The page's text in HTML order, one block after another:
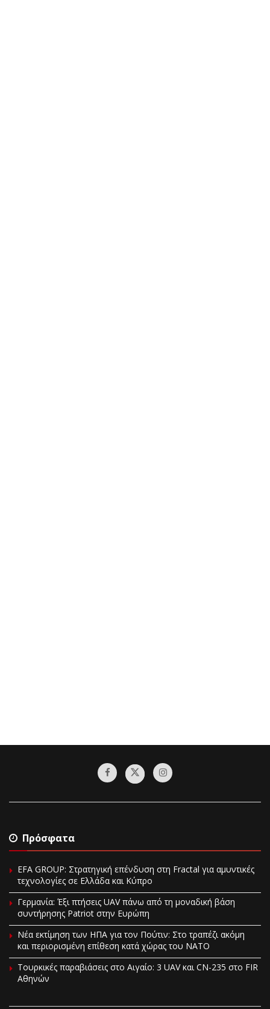
Πρόσφατα
EFA GROUP: Στρατηγική επένδυση στη Fractal για αμυντικές
τεχνολογίες σε Ελλάδα και Κύπρο
Γερμανία: Έξι πτήσεις UAV πάνω από τη μοναδική βάση
συντήρησης Patriot στην Ευρώπη
Νέα εκτίμηση των ΗΠΑ για τον Πούτιν: Στο τραπέζι ακόμη
και περιορισμένη επίθεση κατά χώρας του ΝΑΤΟ
Τουρκικές παραβιάσεις στο Αιγαίο: 3 UAV και CN-235 στο FIR
Αθηνών